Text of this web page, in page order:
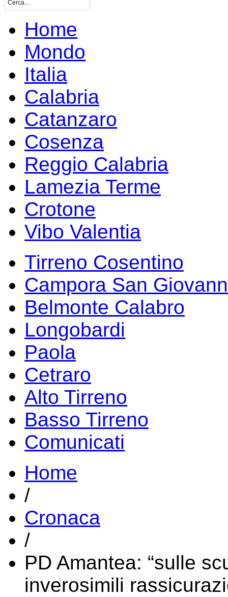
Home
Mondo
Italia
Calabria
Catanzaro
Cosenza
Reggio Calabria
Lamezia Terme
Crotone
Vibo Valentia
Tirreno Cosentino
Campora San
Belmonte Calabro
Longobardi
Paola
Cetraro
Alto Tirreno
Basso Tirreno
Comunicati
Home
/
Cronaca
/
PD Amantea: “sulle
inverosimili